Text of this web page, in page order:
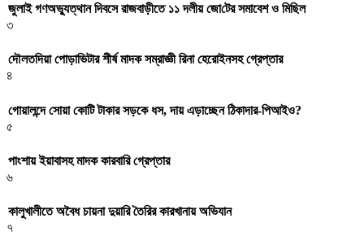
জুলাই গণঅভ্যুত্থান দিবসে রাজবাড়ীতে ১১ দলীয় জো‌টের সমাবেশ ও মি‌ছিল
৩
দৌলতদিয়া পোড়াভিটার শীর্ষ মাদক সম্রাজ্ঞী রিনা হেরোইনসহ গ্রেপ্তার
৪
গোয়ালন্দে সোয়া কোটি টাকার সড়কে ধস, দায় এড়াচ্ছেন ঠিকাদার-পিআইও?
৫
পাংশায় ইয়াবাসহ মাদক কারবারি গ্রেপ্তার
৬
কালুখালীতে অবৈধ চায়না দুয়ারি তৈরির কারখানায় অভিযান
৭